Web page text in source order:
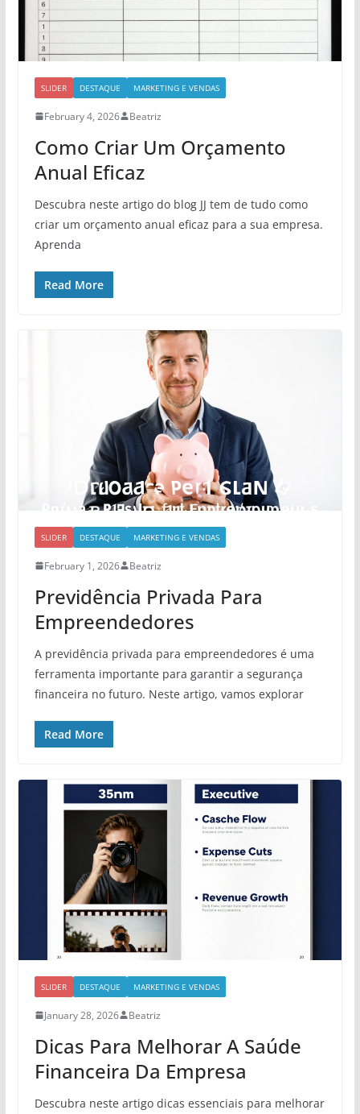
SLIDER DESTAQUE MARKETING E VENDAS
February 4, 2026 Beatriz
Como Criar Um Orçamento
Anual Eficaz
Descubra neste artigo do blog JJ tem de tudo como
criar um orçamento anual eficaz para a sua empresa.
Aprenda
Read More
SLIDER DESTAQUE MARKETING E VENDAS
February 1, 2026 Beatriz
Previdência Privada Para
Empreendedores
A previdência privada para empreendedores é uma
ferramenta importante para garantir a segurança
financeira no futuro. Neste artigo, vamos explorar
Read More
SLIDER DESTAQUE MARKETING E VENDAS
January 28, 2026 Beatriz
Dicas Para Melhorar A Saúde
Financeira Da Empresa
Descubra neste artigo dicas essenciais para melhorar